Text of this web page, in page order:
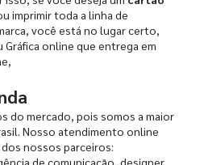
imprimir toda a linha de
você está no lugar certo,
Gráfica online que entrega em
do mercado, pois somos a maior
Nosso atendimento online
nossos parceiros:
de comunicação, designer